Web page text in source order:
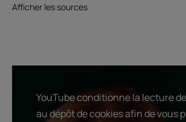
Afficher les sources
YouTube conditionne la lecture
au dépôt de cookies afin de vous